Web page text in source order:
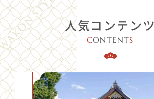
人気コンテンツ
CONTENTS